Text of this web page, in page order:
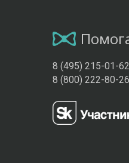
8 (495) 215-01-62
8 (800) 222-80-26